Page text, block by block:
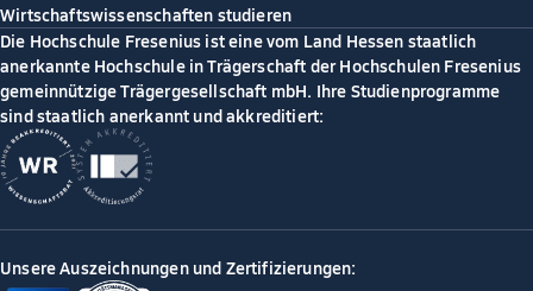
Wirtschaftswissenschaften studieren
Die Hochschule Fresenius ist eine vom Land Hessen staatlich
anerkannte Hochschule in Trägerschaft der Hochschulen Fresenius
gemeinnützige Trägergesellschaft mbH. Ihre Studienprogramme
sind staatlich anerkannt und akkreditiert:
Unsere Auszeichnungen und Zertifizierungen: